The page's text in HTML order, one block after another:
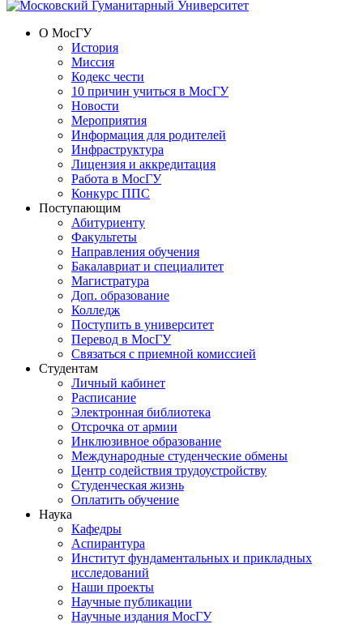
О МосГУ
История
Миссия
Кодекс чести
10 причин учиться в МосГУ
Новости
Мероприятия
Информация для родителей
Инфраструктура
Лицензия и аккредитация
Работа в МосГУ
Конкурс ППС
Поступающим
Абитуриенту
Факультеты
Направления обучения
Бакалавриат и специалитет
Магистратура
Доп. образование
Колледж
Поступить в университет
Перевод в МосГУ
Связаться с приемной комиссией
Студентам
Личный кабинет
Расписание
Электронная библиотека
Отсрочка от армии
Инклюзивное образование
Международные студенческие обмены
Центр содействия трудоустройству
Студенческая жизнь
Оплатить обучение
Наука
Кафедры
Аспирантура
Институт фундаментальных и прикладных
исследований
Наши проекты
Научные публикации
Научные издания МосГУ